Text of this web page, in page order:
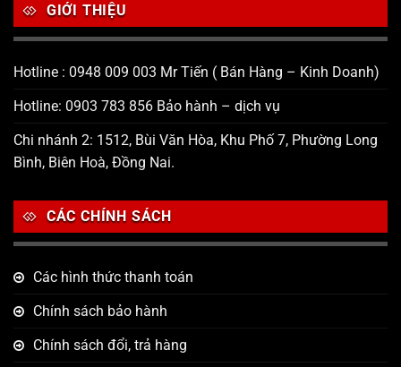
GIỚI THIỆU
Hotline : 0948 009 003 Mr Tiến ( Bán Hàng – Kinh Doanh)
Hotline: 0903 783 856 Bảo hành – dịch vụ
Chi nhánh 2: 1512, Bùi Văn Hòa, Khu Phố 7, Phường Long
Bình, Biên Hoà, Đồng Nai.
CÁC CHÍNH SÁCH
Các hình thức thanh toán
Chính sách bảo hành
Chính sách đổi, trả hàng